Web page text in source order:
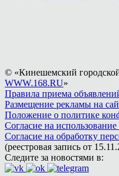
© «Кинешемский
WWW.168.RU»
Правила приема
Размещение рекламы на
Положение о политике
Согласие на
Согласие на обработку
(реестровая запись от
Следите за новостями в: